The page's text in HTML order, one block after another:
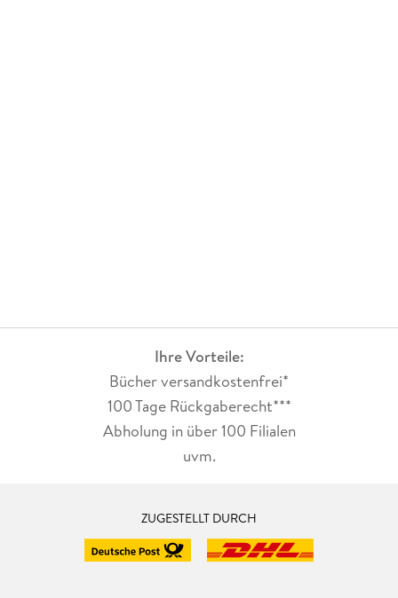
Ihre Vorteile:
Bücher versandkostenfrei*
100 Tage Rückgaberecht***
Abholung in über 100 Filialen
uvm.
ZUGESTELLT DURCH